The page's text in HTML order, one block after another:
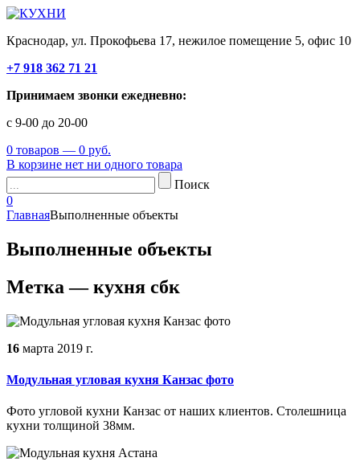
Краснодар, ул. Прокофьева 17, нежилое помещение 5, офис 10
+7 918 362 71 21
Принимаем звонки ежедневно:
с 9-00 до 20-00
0 товаров — 0 руб.
В корзине нет ни одного товара
Поиск
0
ГлавнаяВыполненные объекты
Выполненные объекты
Метка — кухня сбк
16 марта 2019 г.
Модульная угловая кухня Канзас фото
Фото угловой кухни Канзас от наших клиентов. Столешница
кухни толщиной 38мм.